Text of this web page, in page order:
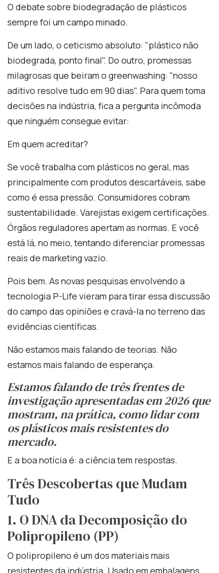
O debate sobre biodegradação de plásticos
sempre foi um campo minado.
De um lado, o ceticismo absoluto: "plástico não
biodegrada, ponto final". Do outro, promessas
milagrosas que beiram o greenwashing: "nosso
aditivo resolve tudo em 90 dias". Para quem toma
decisões na indústria, fica a pergunta incômoda
que ninguém consegue evitar:
Em quem acreditar?
Se você trabalha com plásticos no geral, mas
principalmente com produtos descartáveis, sabe
como é essa pressão. Consumidores cobram
sustentabilidade. Varejistas exigem certificações.
Órgãos reguladores apertam as normas. E você
está lá, no meio, tentando diferenciar promessas
reais de marketing vazio.
Pois bem. As novas pesquisas envolvendo a
tecnologia P-Life vieram para tirar essa discussão
do campo das opiniões e cravá-la no terreno das
evidências científicas.
Não estamos mais falando de teorias. Não
estamos mais falando de esperança.
Estamos falando de três frentes de
investigação apresentadas em 2026 que
mostram, na prática, como lidar com
os plásticos mais resistentes do
mercado.
E a boa notícia é: a ciência tem respostas.
Três Descobertas que Mudam
Tudo
1. O DNA da Decomposição do
Polipropileno (PP)
O polipropileno é um dos materiais mais
resistentes da indústria. Usado em embalagens,